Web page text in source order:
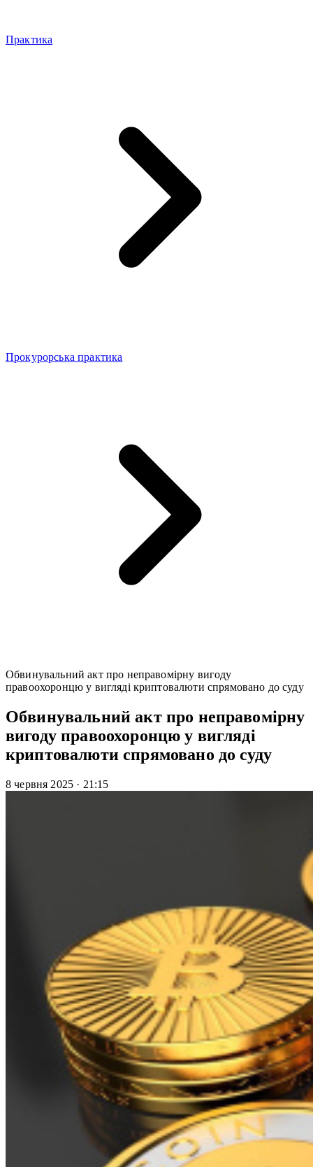
Практика
Прокурорська практика
Обвинувальний акт про неправомірну вигоду
правоохоронцю у вигляді криптовалюти спрямовано до суду
Обвинувальний акт про неправомірну
вигоду правоохоронцю у вигляді
криптовалюти спрямовано до суду
8 червня 2025 · 21:15